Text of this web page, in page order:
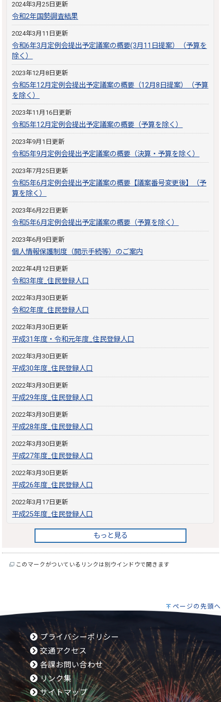
2024年3月25日更新
令和2年国勢調査結果
2024年3月11日更新
令和6年3月定例会提出予定議案の概要(3月11日提案）（予算を
除く）
2023年12月8日更新
令和5年12月定例会提出予定議案の概要（12月8日提案）（予算
を除く）
2023年11月16日更新
令和5年12月定例会提出予定議案の概要（予算を除く）
2023年9月1日更新
令和5年9月定例会提出予定議案の概要（決算・予算を除く）
2023年7月25日更新
令和5年6月定例会提出予定議案の概要【議案番号変更後】（予
算を除く）
2023年6月22日更新
令和5年6月定例会提出予定議案の概要（予算を除く）
2023年6月9日更新
個人情報保護制度（開示手続等）のご案内
2022年4月12日更新
令和3年度_住民登録人口
2022年3月30日更新
令和2年度_住民登録人口
2022年3月30日更新
平成31年度・令和元年度_住民登録人口
2022年3月30日更新
平成30年度_住民登録人口
2022年3月30日更新
平成29年度_住民登録人口
2022年3月30日更新
平成28年度_住民登録人口
2022年3月30日更新
平成27年度_住民登録人口
2022年3月30日更新
平成26年度_住民登録人口
2022年3月17日更新
平成25年度_住民登録人口
もっと見る
このマークがついているリンクは別ウインドウで開きます
ページの先頭へ
プライバシーポリシー
交通アクセス
各課お問い合わせ
リンク集
サイトマップ